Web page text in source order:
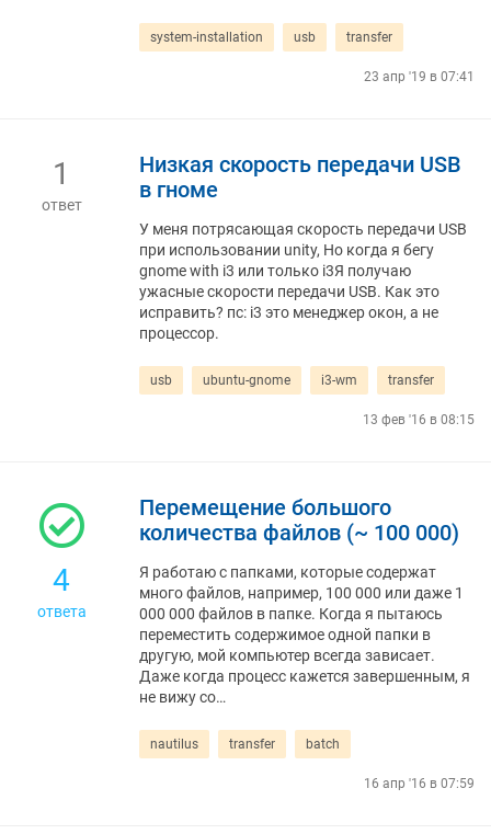
system-installation usb transfer
23 апр '19 в 07:41
1
ответ
Низкая скорость передачи USB
в гноме
У меня потрясающая скорость передачи USB
при использовании unity, Но когда я бегу
gnome with i3 или только i3Я получаю
ужасные скорости передачи USB. Как это
исправить? пс: i3 это менеджер окон, а не
процессор.
usb ubuntu-gnome i3-wm transfer
13 фев '16 в 08:15
4
ответа
Перемещение большого
количества файлов (~ 100 000)
Я работаю с папками, которые содержат
много файлов, например, 100 000 или даже 1
000 000 файлов в папке. Когда я пытаюсь
переместить содержимое одной папки в
другую, мой компьютер всегда зависает.
Даже когда процесс кажется завершенным, я
не вижу со…
nautilus transfer batch
16 апр '16 в 07:59